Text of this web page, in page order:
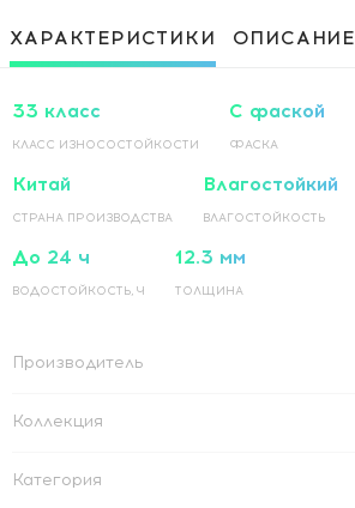
покрытия на основание по прямой
Приклеивание ламинированного
ХАРАКТЕРИСТИКИ ОПИСАНИЕ
33 класс
КЛАСС ИЗНОСОСТОЙКОСТИ
С фаской
ФАСКА
Китай
СТРАНА ПРОИЗВОДСТВА
Влагостойкий
ВЛАГОСТОЙКОСТЬ
До 24 ч
ВОДОСТОЙКОСТЬ, Ч
12.3 мм
ТОЛЩИНА
Производитель
Коллекция
Категория